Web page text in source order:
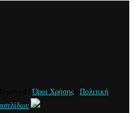
/Όροι Χρήσης
Πολιτική